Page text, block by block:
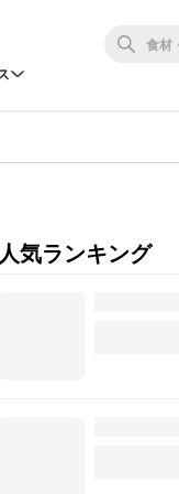
人気ランキング